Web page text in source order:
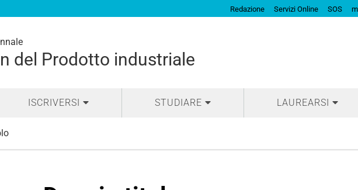
Redazione Servizi Online SOS
del Prodotto industriale
ISCRIVERSI STUDIARE LAUREARSI